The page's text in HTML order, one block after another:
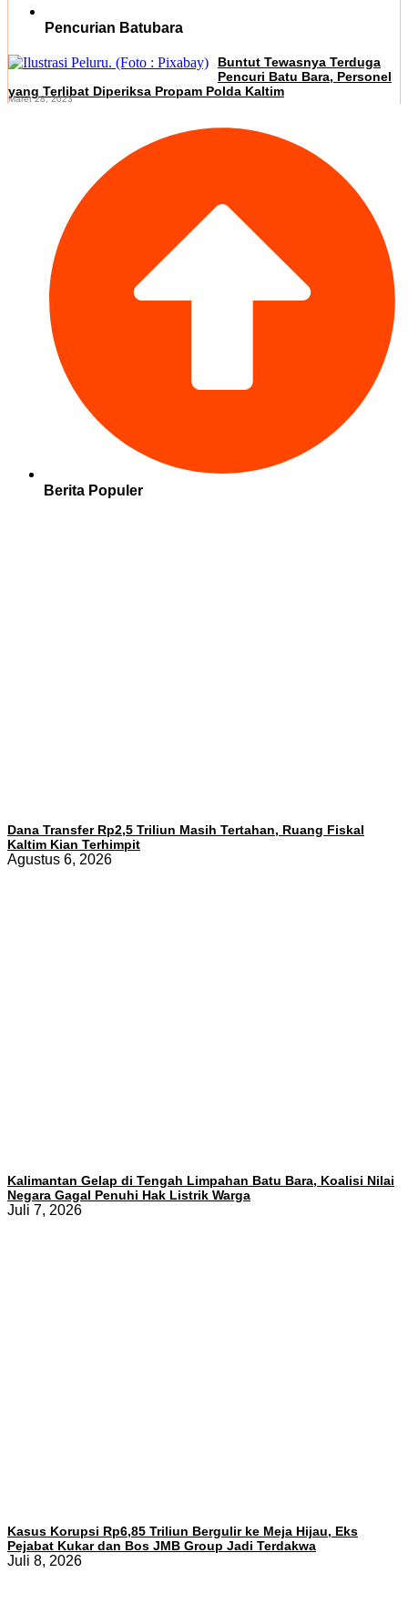
Pencurian Batubara
Buntut Tewasnya Terduga
Pencuri Batu Bara, Personel
yang Terlibat Diperiksa Propam Polda Kaltim
Maret 28, 2023
Berita Populer
Dana Transfer Rp2,5 Triliun Masih Tertahan, Ruang Fiskal
Kaltim Kian Terhimpit
Agustus 6, 2026
Kalimantan Gelap di Tengah Limpahan Batu Bara, Koalisi Nilai
Negara Gagal Penuhi Hak Listrik Warga
Juli 7, 2026
Kasus Korupsi Rp6,85 Triliun Bergulir ke Meja Hijau, Eks
Pejabat Kukar dan Bos JMB Group Jadi Terdakwa
Juli 8, 2026